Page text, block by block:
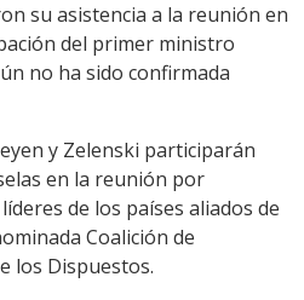
su asistencia a la reunión en
del primer ministro
no ha sido confirmada
y Zelenski participarán
en la reunión por
de los países aliados de
Coalición de
los Dispuestos.